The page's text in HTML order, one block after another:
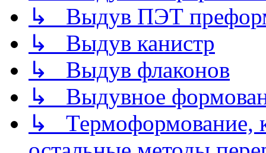
↳ Выдув ПЭТ
↳ Выдув канистр
↳ Выдув флаконов
↳ Выдувное
↳ Термоформование,